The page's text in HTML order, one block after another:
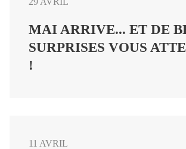
MAI ARRIVE... ET DE
SURPRISES VOUS
!
11 AVRIL